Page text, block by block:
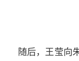
随后，王莹向